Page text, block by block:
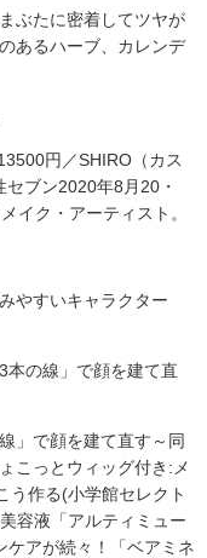
ぶたに密着してツヤが
あるハーブ、カレンデ
円／SHIRO（カス
ブン2020年8月20・
イク・アーティスト。
やすいキャラクター
本の線」で顔を建て直
」で顔を建て直す～同
こっとウィッグ付き:メ
う作る(小学館セレクト
容液「アルティミュー
ケアが続々！「ベアミネ